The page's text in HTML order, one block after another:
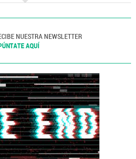
NUESTRA NEWSLETTER
AQUÍ